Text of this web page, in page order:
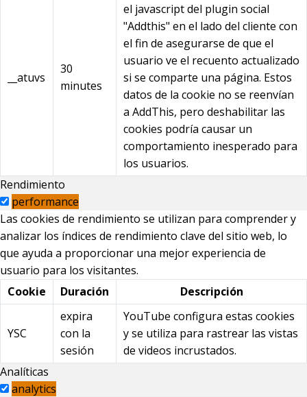
__atuvs
30
minutes
el javascript del plugin social
"Addthis" en el lado del cliente con
el fin de asegurarse de que el
usuario ve el recuento actualizado
si se comparte una página. Estos
datos de la cookie no se reenvían
a AddThis, pero deshabilitar las
cookies podría causar un
comportamiento inesperado para
los usuarios.
Rendimiento
performance
Las cookies de rendimiento se utilizan para comprender y
analizar los índices de rendimiento clave del sitio web, lo
que ayuda a proporcionar una mejor experiencia de
usuario para los visitantes.
Cookie
Duración Descripción
YSC
expira
con la
sesión
YouTube configura estas cookies
y se utiliza para rastrear las vistas
de videos incrustados.
Analíticas
analytics